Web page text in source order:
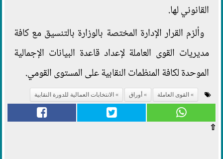
القانوني لها.
وألزم القرار الإدارة المختصة بالوزارة بالتنسيق مع كافة
مديريات القوى العاملة لإعداد قاعدة البيانات الإجمالية
الموحدة لكافة المنظمات النقابية على المستوى القومي.
القوى العاملة أوراق الانتخابات العمالية للدورة النقابية
⇧